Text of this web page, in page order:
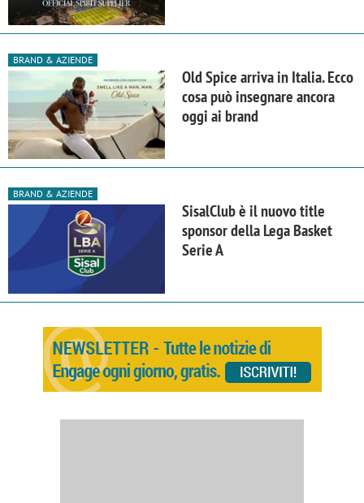
BRAND & AZIENDE
Old Spice arriva in Italia. Ecco
cosa può insegnare ancora
oggi ai brand
BRAND & AZIENDE
SisalClub è il nuovo title
sponsor della Lega Basket
Serie A